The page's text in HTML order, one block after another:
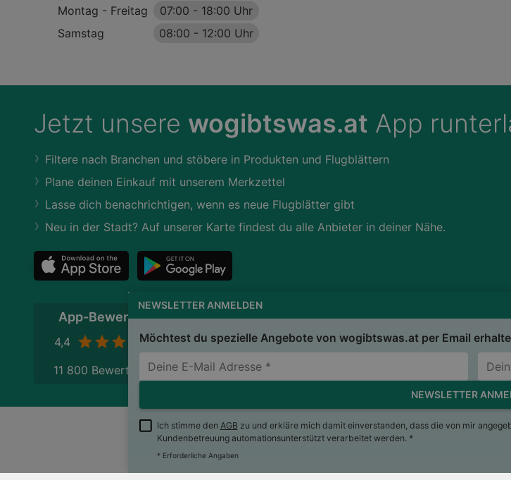
NEWSLETTER ANMELDEN
Möchtest du spezielle Angebote von wogibtswas.at per Email
NEWSLETTER
Ich stimme den AGB zu und erkläre mich damit einverstanden, dass die von mir
Kundenbetreuung automationsunterstützt verarbeitet werden. *
* Erforderliche Angaben
Montag - Freitag
07:00 - 18:00 Uhr
Samstag
08:00 - 12:00 Uhr
Jetzt unsere wogibtswas.at App
Filtere nach Branchen und stöbere in Produkten und Flugblättern
Plane deinen Einkauf mit unserem Merkzettel
Lasse dich benachrichtigen, wenn es neue Flugblätter gibt
Neu in der Stadt? Auf unserer Karte findest du alle Anbieter in deiner Nähe.
App-Bewertung
4,4
11 800 Bewertungen
wogibtswas.at Impressum Nutzungsbedingungen